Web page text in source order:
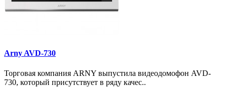
Arny AVD-730
Торговая компания ARNY выпустила видеодомофон AVD-
730, который присутствует в ряду качес..